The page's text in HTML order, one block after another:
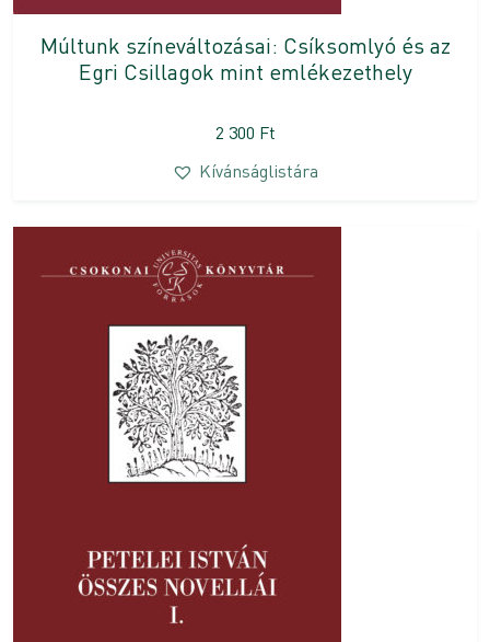
Múltunk színeváltozásai: Csíksomlyó és az
Egri Csillagok mint emlékezethely
2 300 Ft
Kívánságlistára